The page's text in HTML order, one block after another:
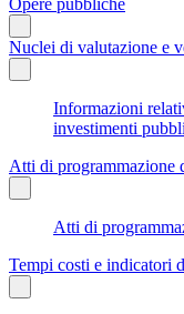
Nuclei di valutazione e
Informazioni
investimenti
Atti di programmazione
Atti di
Tempi costi e indicatori